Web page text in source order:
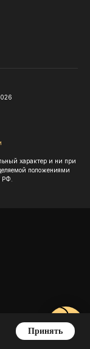
характер и ни при
положениями
РФ.
Принять